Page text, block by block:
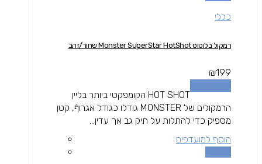
כללי
רמקול בלוטוס Monster SuperStar HotShot שחור/זהב
₪199
HOT SHOT הקומפקטי ביותר בליין
הרמקולים של MONSTER גודלו כגודל אגרוףֿ, קטן
מספיק כדי להתלות על תיק גב אך עדין...
הוסף למועדפים